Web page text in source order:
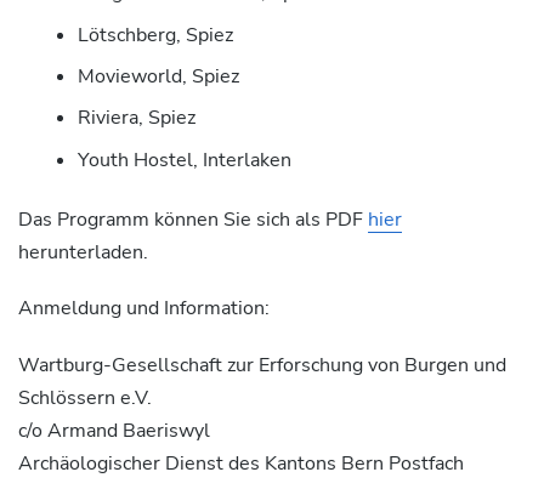
Lötschberg, Spiez
Movieworld, Spiez
Riviera, Spiez
Youth Hostel, Interlaken
Das Programm können Sie sich als PDF hier
herunterladen.
Anmeldung und Information:
Wartburg-Gesellschaft zur Erforschung von Burgen und
Schlössern e.V.
c/o Armand Baeriswyl
Archäologischer Dienst des Kantons Bern Postfach